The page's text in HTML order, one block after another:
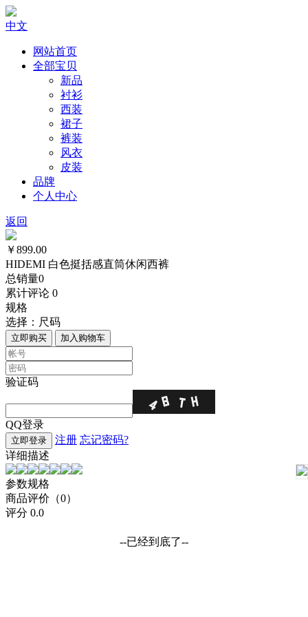
中文
网站首页
全部宝贝
新品
衬衫
西装
裙子
裤装
风衣
皮装
品牌
个人中心
返回
￥899.00
HIDEMI 白色挺括感直筒休闲西裤
总销量0
累计评论 0
规格
选择： 尺码
立即购买 加入购物车
验证码
QQ登录
立即登录 注册 忘记密码?
详细描述
参数规格
商品评价（0）
评分 0.0
--已经到底了--